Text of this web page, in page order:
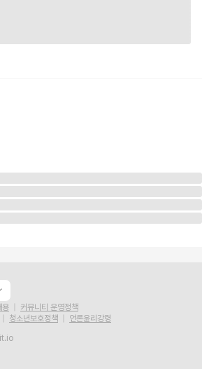
용
커뮤니티 운영정책
청소년보호정책
언론윤리강령